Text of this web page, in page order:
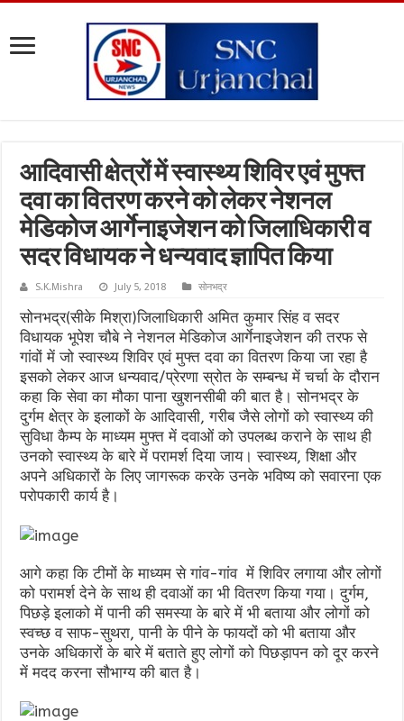
आदिवासी क्षेत्रों में स्वास्थ्य शिविर एवं मुफ्त
दवा का वितरण करने को लेकर नेशनल
मेडिकोज आर्गेनाइजेशन को जिलाधिकारी व
सदर विधायक ने धन्यवाद ज्ञापित किया
S.K.Mishra July 5, 2018 सोनभद्र
सोनभद्र(सीके मिश्रा)जिलाधिकारी अमित कुमार सिंह व सदर
विधायक भूपेश चौबे ने नेशनल मेडिकोज आर्गेनाइजेशन की तरफ से
गांवों में जो स्वास्थ्य शिविर एवं मुफ्त दवा का वितरण किया जा रहा है
इसको लेकर आज धन्यवाद/प्रेरणा स्रोत के सम्बन्ध में चर्चा के दौरान
कहा कि सेवा का मौका पाना खुशनसीबी की बात है। सोनभद्र के
दुर्गम क्षेत्र के इलाकों के आदिवासी, गरीब जैसे लोगों को स्वास्थ्य की
सुविधा कैम्प के माध्यम मुफ्त में दवाओं को उपलब्ध कराने के साथ ही
उनको स्वास्थ्य के बारे में परामर्श दिया जाय। स्वास्थ्य, शिक्षा और
अपने अधिकारों के लिए जागरूक करके उनके भविष्य को सवारना एक
परोपकारी कार्य है।
आगे कहा कि टीमों के माध्यम से गांव-गांव में शिविर लगाया और लोगों
को परामर्श देने के साथ ही दवाओं का भी वितरण किया गया। दुर्गम,
पिछड़े इलाको में पानी की समस्या के बारे में भी बताया और लोगों को
स्वच्छ व साफ-सुथरा, पानी के पीने के फायदों को भी बताया और
उनके अधिकारों के बारे में बताते हुए लोगों को पिछड़ापन को दूर करने
में मदद करना सौभाग्य की बात है।